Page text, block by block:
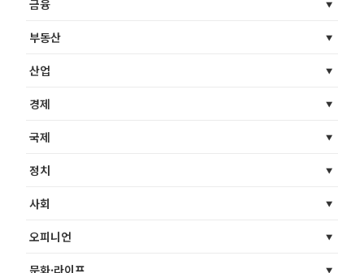
금융
부동산
산업
경제
국제
정치
사회
오피니언
문화·라이프